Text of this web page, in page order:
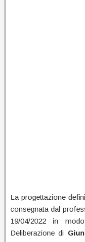
La progettazione
consegnata dal
19/04/2022 in
Deliberazione di